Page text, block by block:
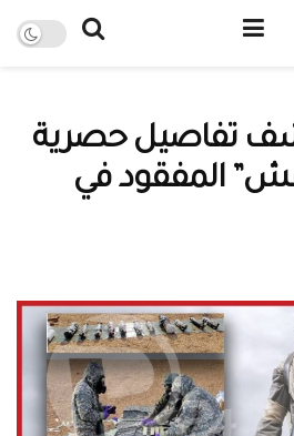
تكشف تفاصيل حصرية
المفقود في